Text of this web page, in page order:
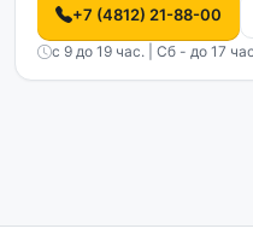
+7 (4812) 21-88-00
с 9 до 19 час. | Сб - до 17